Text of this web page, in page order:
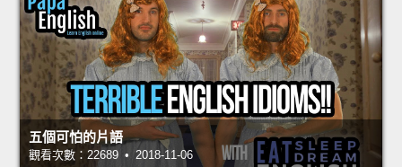
五個可怕的片語
觀看次數：22689 • 2018-11-06